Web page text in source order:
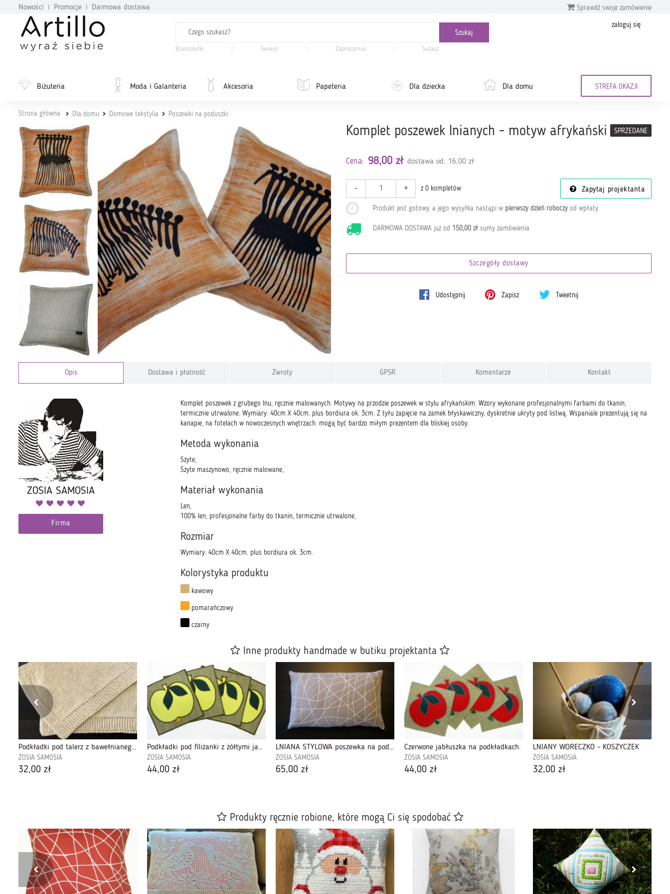
Nowości Promocje Darmowa dostawa Sprawdź swoje zamówienie
Bransoletki Świece Zaproszenia Sutasz
zaloguj się
Biżuteria Moda i Galanteria Akcesoria Papeteria Dla dziecka Dla domu STREFA OKAZJI
Strona główna Dla domu Domowe tekstylia Poszewki na poduszki
Komplet poszewek lnianych - motyw afrykański SPRZEDANE
Cena: 98,00 zł dostawa od: 16,00 zł
- + z 0 kompletów Zapytaj projektanta
Produkt jest gotowy, a jego wysyłka nastąpi w pierwszy dzień roboczyod wpłaty.
DARMOWA DOSTAWA już od 150,00 złsumy zamówienia
Szczegóły dostawy
Udostępnij Zapisz Tweetnij
Opis Dostawa i płatność Zwroty GPSR Komentarze Kontakt
Komplet poszewek z grubego lnu, ręcznie malowanych. Motywy na przodzie poszewek w stylu afrykańskim. Wzory wykonane profesjonalnymi farbami do tkanin,
termicznie utrwalone. Wymiary: 40cm X 40cm. plus bordiura ok. 3cm. Z tyłu zapięcie na zamek błyskawiczny, dyskretnie ukryty pod listwą. Wspaniale prezentują się na
kanapie, na fotelach w nowoczesnych wnętrzach. mogą być bardzo miłym prezentem dla bliskiej osoby.
Metoda wykonania
Szyte,
Szyte maszynowo, ręcznie malowane,
Materiał wykonania
Len,
100% len, profesjonalne farby do tkanin, termicznie utrwalone,
Rozmiar
Wymiary: 40cm X 40cm. plus bordiura ok. 3cm.
Kolorystyka produktu
kawowy
pomarańczowy
czarny
ZOSIA SAMOSIA
Firma
Inne produkty handmade w butiku projektanta
Podkładki pod talerz z bawełnianego sznurka. Kolor ecru.
ZOSIA SAMOSIA
32,00 zł
Podkładki pod filiżanki z żółtymi jabłuszkami
ZOSIA SAMOSIA
44,00 zł
LNIANA STYLOWA poszewka na poduszkę
ZOSIA SAMOSIA
65,00 zł
Czerwone jabłuszka na podkładkach.
ZOSIA SAMOSIA
44,00 zł
LNIANY WORECZKO - KOSZYCZEK
ZOSIA SAMOSIA
32,00 zł
Produkty ręcznie robione, które mogą Ci się spodobać